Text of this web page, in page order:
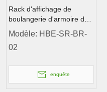
Rack d'affichage de
boulangerie d'armoire de
boulangerie
1000x400x1300mm
Modèle: HBE-SR-BR-
02
enquête